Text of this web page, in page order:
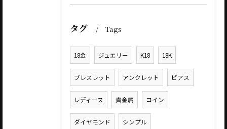
タグ Tags
18金 ジュエリー K18 18K
ブレスレット アンクレット ピアス
レディース 貴金属 コイン
ダイヤモンド シンプル